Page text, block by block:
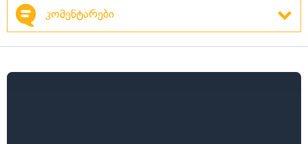
კომენტარები